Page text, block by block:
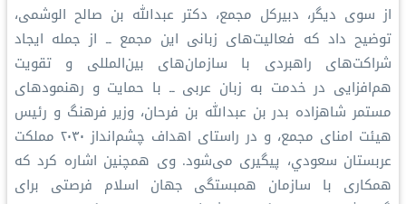
از سوی دیگر، دبیرکل مجمع، دکتر عبدالله بن صالح الوشمی،
توضیح داد که فعالیت‌های زبانی این مجمع ــ از جمله ایجاد
شراکت‌های راهبردی با سازمان‌های بین‌المللی و تقویت
هم‌افزایی در خدمت به زبان عربی ــ با حمایت و رهنمودهای
مستمر شاهزاده بدر بن عبدالله بن فرحان، وزیر فرهنگ و رئیس
هیئت امنای مجمع، و در راستای اهداف چشم‌انداز ۲۰۳۰ مملكت
عربستان سعودي، پیگیری می‌شود. وی همچنین اشاره کرد که
همکاری با سازمان همبستگی جهان اسلام فرصتی برای